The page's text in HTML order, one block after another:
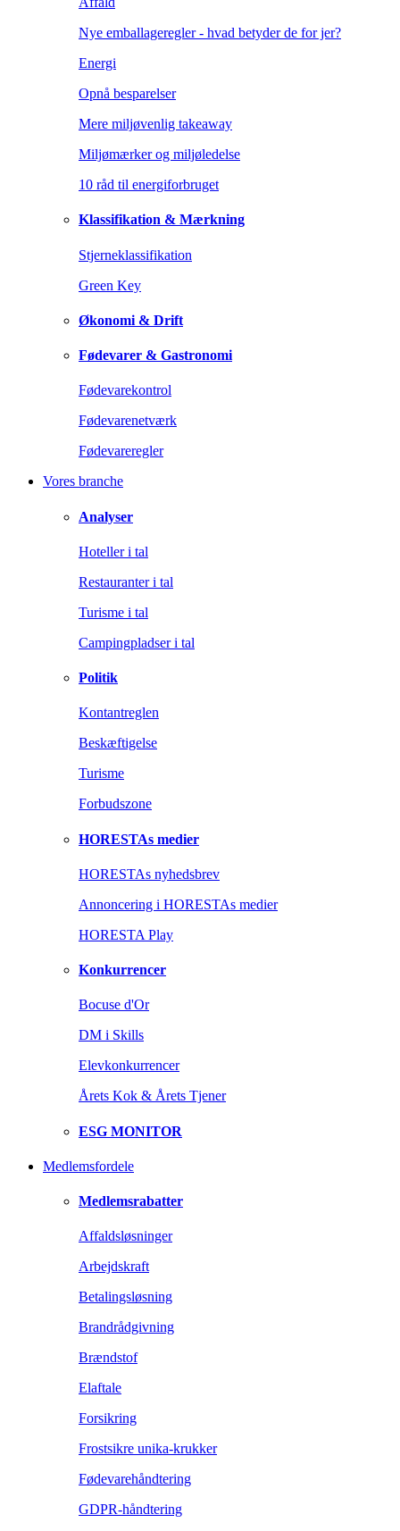
Nye emballageregler - hvad betyder de for jer?
Energi
Opnå besparelser
Mere miljøvenlig takeaway
Miljømærker og miljøledelse
10 råd til energiforbruget
Klassifikation & Mærkning
Stjerneklassifikation
Green Key
Økonomi & Drift
Fødevarer & Gastronomi
Fødevarekontrol
Fødevarenetværk
Fødevareregler
Vores branche
Analyser
Hoteller i tal
Restauranter i tal
Turisme i tal
Campingpladser i tal
Politik
Kontantreglen
Beskæftigelse
Turisme
Forbudszone
HORESTAs medier
HORESTAs nyhedsbrev
Annoncering i HORESTAs medier
HORESTA Play
Konkurrencer
Bocuse d'Or
DM i Skills
Elevkonkurrencer
Årets Kok & Årets Tjener
ESG MONITOR
Medlemsfordele
Medlemsrabatter
Affaldsløsninger
Arbejdskraft
Betalingsløsning
Brandrådgivning
Brændstof
Elaftale
Forsikring
Frostsikre unika-krukker
Fødevarehåndtering
GDPR-håndtering